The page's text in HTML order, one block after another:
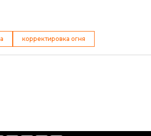
корректировка огня